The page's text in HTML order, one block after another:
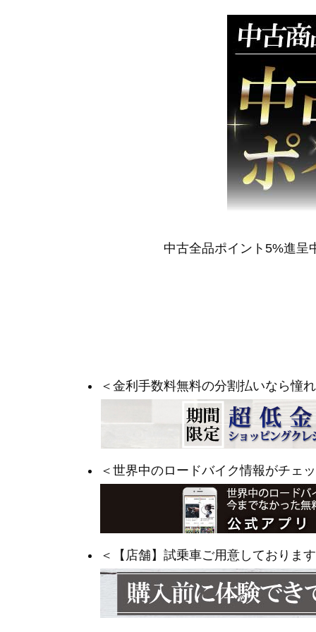
中古全品ポイント5%進呈
＜金利手数料無料の分割払いなら憧
＜世界中のロードバイク情報がチェ
＜【店舗】試乗車ご用意しておりま